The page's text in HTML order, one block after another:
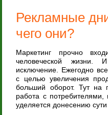
Рекламные
чего они?
Маркетинг прочно
человеческой
исключение. Ежегодно
с целью увеличения
больший оборот. Тут на
работа с потребителями,
уделяется донесению